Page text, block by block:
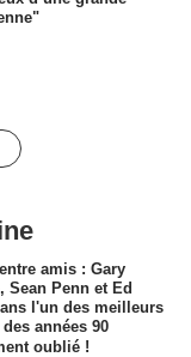
amis : Gary
Sean Penn et Ed
l'un des meilleurs
années 90
oublié !